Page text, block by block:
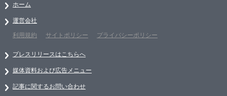
ホーム
運営会社
利用規約
サイトポリシー プライバシーポリシー
プレスリリースはこちらへ
媒体資料および広告メニュー
記事に関するお問い合わせ